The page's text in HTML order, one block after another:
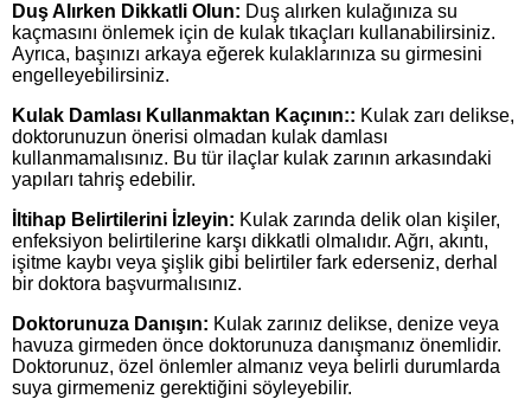
Duş Alırken Dikkatli Olun: Duş alırken kulağınıza su
kaçmasını önlemek için de kulak tıkaçları kullanabilirsiniz.
Ayrıca, başınızı arkaya eğerek kulaklarınıza su girmesini
engelleyebilirsiniz.
Kulak Damlası Kullanmaktan Kaçının:: Kulak zarı delikse,
doktorunuzun önerisi olmadan kulak damlası
kullanmamalısınız. Bu tür ilaçlar kulak zarının arkasındaki
yapıları tahriş edebilir.
İltihap Belirtilerini İzleyin: Kulak zarında delik olan kişiler,
enfeksiyon belirtilerine karşı dikkatli olmalıdır. Ağrı, akıntı,
işitme kaybı veya şişlik gibi belirtiler fark ederseniz, derhal
bir doktora başvurmalısınız.
Doktorunuza Danışın: Kulak zarınız delikse, denize veya
havuza girmeden önce doktorunuza danışmanız önemlidir.
Doktorunuz, özel önlemler almanız veya belirli durumlarda
suya girmemeniz gerektiğini söyleyebilir.